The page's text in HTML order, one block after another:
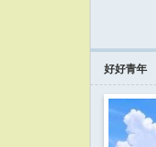
好好青年